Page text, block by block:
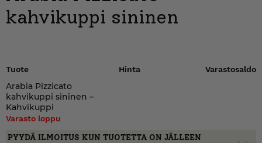
kahvikuppi sininen
Tuote Hinta Varastosaldo
Arabia Pizzicato
kahvikuppi sininen –
Kahvikuppi
Varasto loppu
PYYDÄ ILMOITUS KUN TUOTETTA ON JÄLLEEN